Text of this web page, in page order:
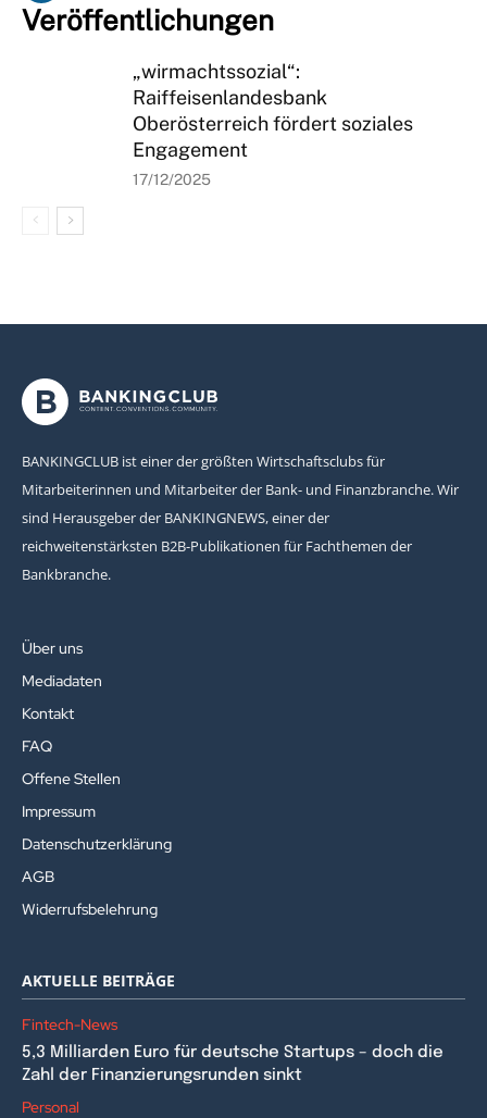
Veröffentlichungen
„wirmachtssozial“:
Raiffeisenlandesbank
Oberösterreich fördert soziales
Engagement
17/12/2025
BANKINGCLUB ist einer der größten Wirtschaftsclubs für
Mitarbeiterinnen und Mitarbeiter der Bank- und Finanzbranche. Wir
sind Herausgeber der BANKINGNEWS, einer der
reichweitenstärksten B2B-Publikationen für Fachthemen der
Bankbranche.
Über uns
Mediadaten
Kontakt
FAQ
Offene Stellen
Impressum
Datenschutzerklärung
AGB
Widerrufsbelehrung
AKTUELLE BEITRÄGE
Fintech-News
5,3 Milliarden Euro für deutsche Startups – doch die
Zahl der Finanzierungsrunden sinkt
Personal